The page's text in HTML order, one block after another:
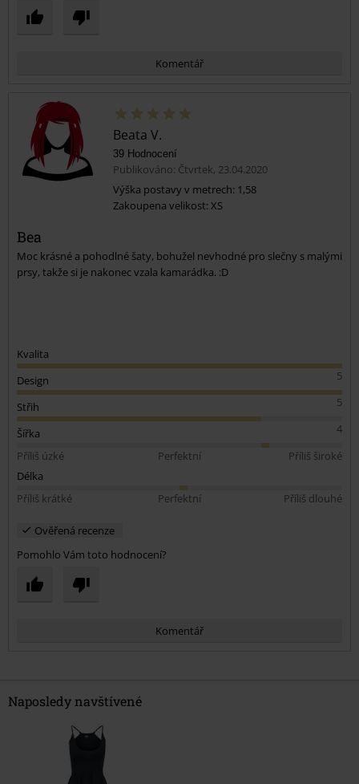
Komentář
Beata V.
39 Hodnocení
Publikováno: Čtvrtek, 23.04.2020
Výška postavy v metrech: 1,58
Zakoupena velikost: XS
Bea
Moc krásné a pohodlné šaty, bohužel nevhodné pro slečny s malými
prsy, takže si je nakonec vzala kamarádka. :D
Kvalita
5
Design
5
Střih
4
Šířka
Příliš úzké
Perfektní
Příliš široké
Délka
Příliš krátké
Perfektní Příliš dlouhé
Ověřená recenze
Pomohlo Vám toto hodnocení?
Komentář
Naposledy navštívené